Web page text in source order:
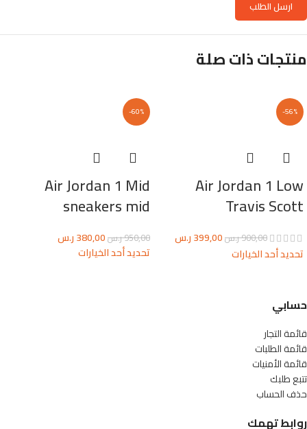
منتجات ذات صلة
-56%
Air Jordan 1 Low
Travis Scott
900,00ر.س399,00ر.س
تحديد أحد الخيارات
-60%
Air Jordan 1 Mid
sneakers mid
950,00ر.س380,00ر.س
تحديد أحد الخيارات
حسابي
قائمة التجار
قائمة الطلبات
قائمة الأمنيات
تتبع طلبك
حذف الحساب
روابط تهمك